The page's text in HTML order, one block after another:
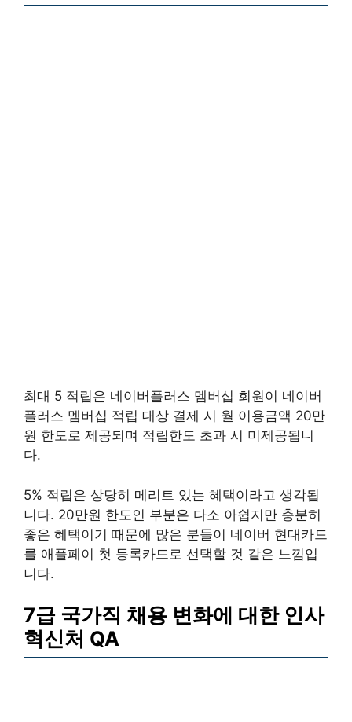
최대 5 적립은 네이버플러스 멤버십 회원이 네이버
플러스 멤버십 적립 대상 결제 시 월 이용금액 20만
원 한도로 제공되며 적립한도 초과 시 미제공됩니
다.
5% 적립은 상당히 메리트 있는 혜택이라고 생각됩
니다. 20만원 한도인 부분은 다소 아쉽지만 충분히
좋은 혜택이기 때문에 많은 분들이 네이버 현대카드
를 애플페이 첫 등록카드로 선택할 것 같은 느낌입
니다.
7급 국가직 채용 변화에 대한 인사
혁신처 QA